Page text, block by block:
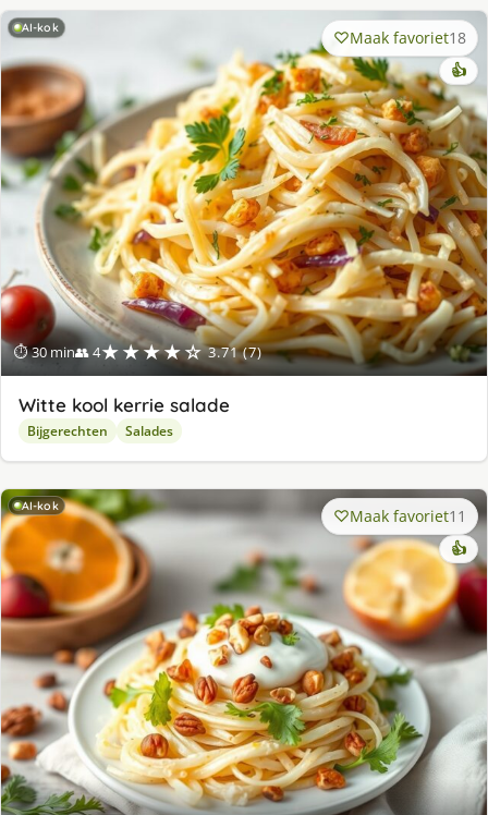
AI-kok
⏱ 30 min👥 4★★★★☆ 3.71 (7)
Maak favoriet18
👍
Witte kool kerrie salade
Bijgerechten Salades
AI-kok Maak favoriet11
👍